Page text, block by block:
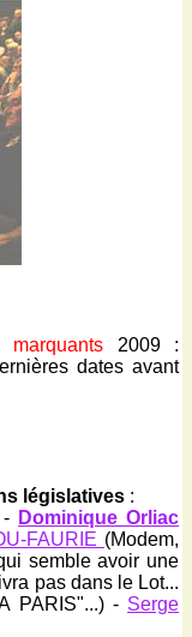
2009 :
dates avant
législatives :
Dominique Orliac
FAURIE (Modem,
semble avoir une
pas dans le Lot...
PARIS"...) - Serge